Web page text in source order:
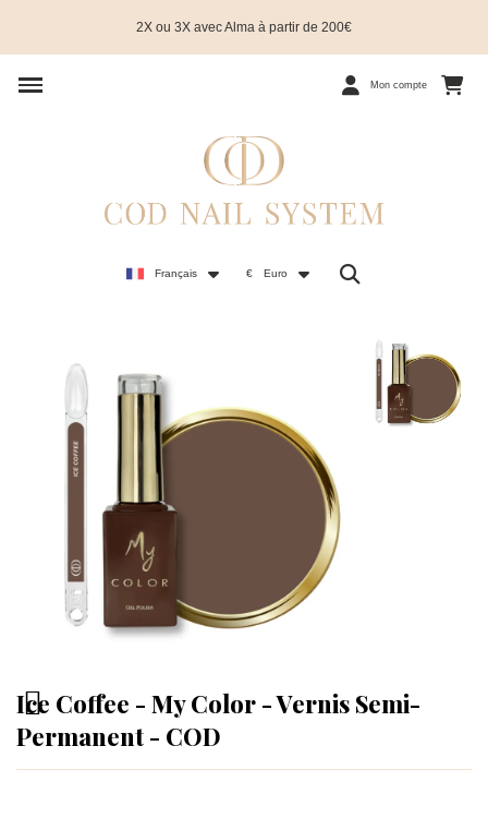
2X ou 3X avec Alma à partir de 200€
Mon compte
Français € Euro
Ice Coffee - My Color - Vernis Semi-
Permanent - COD